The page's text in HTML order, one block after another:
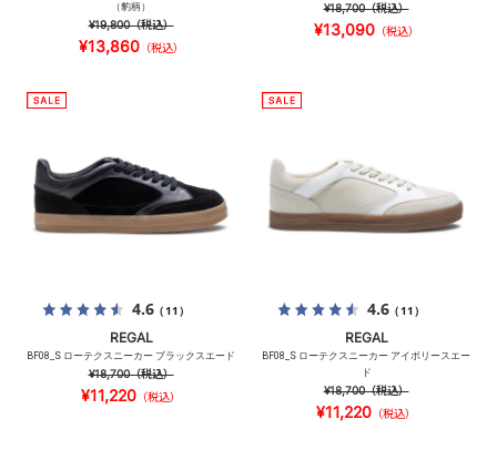
（豹柄）
¥19,800（税込）
¥13,860（税込）
¥18,700（税込）
¥13,090（税込）
4.6（11）
REGAL
BF08_S ローテクスニーカー ブラックスエード
¥18,700（税込）
¥11,220 （税込）
4.6（11）
REGAL
BF08_S ローテクスニーカー アイボリースエー
ド
¥18,700（税込）
¥11,220 （税込）